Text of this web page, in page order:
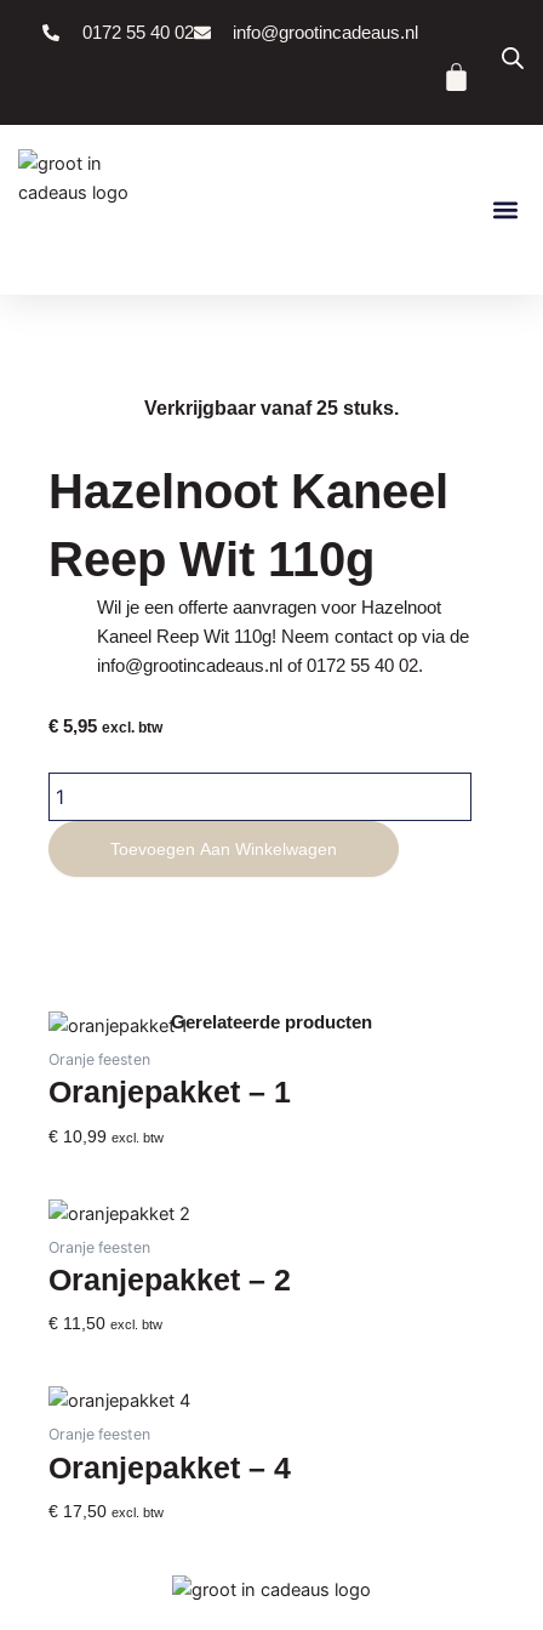
0172 55 40 02 info@grootincadeaus.nl
Hazelnoot Kaneel
Reep Wit 110g
Wil je een offerte aanvragen voor Hazelnoot
Kaneel Reep Wit 110g! Neem contact op via de
info@grootincadeaus.nl of0172 55 40 02.
€ 5,95 excl. btw
Kaneel
Reep
Wit
110g
Toevoegen Aan Winkelwagen
Verkrijgbaar vanaf 25 stuks.
Gerelateerde producten
Oranje feesten
Oranjepakket – 1
€ 10,99 excl. btw
Oranje feesten
Oranjepakket – 2
€ 11,50 excl. btw
Oranje feesten
Oranjepakket – 4
€ 17,50 excl. btw